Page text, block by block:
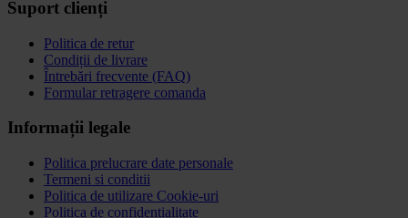
Suport clienți
Politica de retur
Condiții de livrare
Întrebări frecvente (FAQ)
Formular retragere comanda
Informații legale
Politica prelucrare date personale
Termeni si conditii
Politica de utilizare Cookie-uri
Politica de confidențialitate